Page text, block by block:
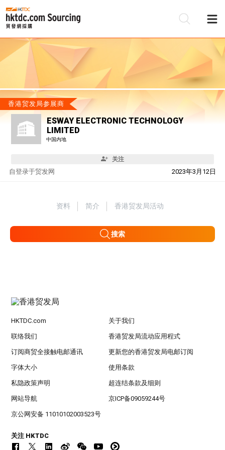
香港贸发局参展商
ESWAY ELECTRONIC TECHNOLOGY
LIMITED
中国内地
关注
自 2023年3月12日
登录于贸发网
资料 简介 香港贸发局活动
搜索
HKTDC.com 关于我们
联络我们 香港贸发局流动应用程式
订阅商贸全接触电邮通讯 更新您的香港贸发局电邮订阅
字体大小 使用条款
私隐政策声明 超连结条款及细则
网站导航 京ICP备09059244号
京公网安备 11010102003523号
关注 HKTDC